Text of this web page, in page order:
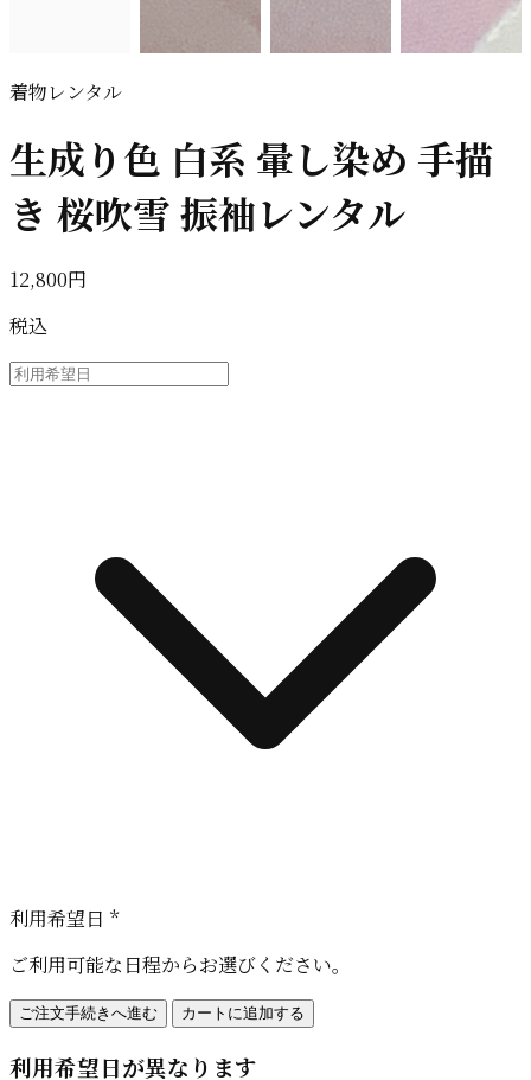
着物レンタル
生成り色 白系 暈し染め 手描
き 桜吹雪 振袖レンタル
12,800円
税込
利用希望日 *
ご利用可能な日程からお選びください。
ご注文手続きへ進む カートに追加する
利用希望日が異なります